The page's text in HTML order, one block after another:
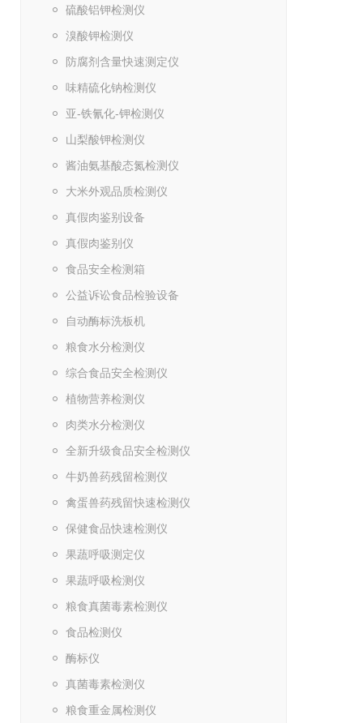
硫酸铝钾检测仪
溴酸钾检测仪
防腐剂含量快速测定仪
味精硫化钠检测仪
亚-铁氰化-钾检测仪
山梨酸钾检测仪
酱油氨基酸态氮检测仪
大米外观品质检测仪
真假肉鉴别设备
真假肉鉴别仪
食品安全检测箱
公益诉讼食品检验设备
自动酶标洗板机
粮食水分检测仪
综合食品安全检测仪
植物营养检测仪
肉类水分检测仪
全新升级食品安全检测仪
牛奶兽药残留检测仪
禽蛋兽药残留快速检测仪
保健食品快速检测仪
果蔬呼吸测定仪
果蔬呼吸检测仪
粮食真菌毒素检测仪
食品检测仪
酶标仪
真菌毒素检测仪
粮食重金属检测仪